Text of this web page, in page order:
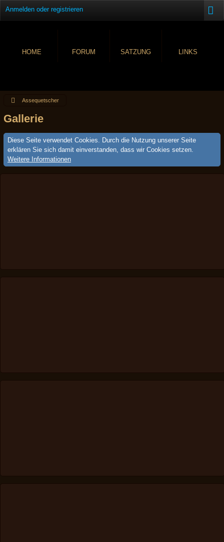
Anmelden oder registrieren
HOME FORUM SATZUNG LINKS
Assequetscher
Gallerie
Diese Seite verwendet Cookies. Durch die Nutzung unserer Seite
erklären Sie sich damit einverstanden, dass wir Cookies setzen.
Weitere Informationen